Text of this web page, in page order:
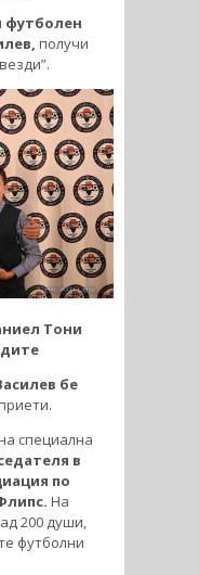
футболен
получи
Тони
бе
специална
в
по
На
200 души,
футболни